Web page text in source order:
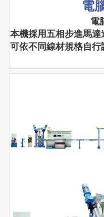
電
電
本機採用五相步進馬達進行線材裁斷及兩
可依不同線材規格自行調整送線速度、剝皮